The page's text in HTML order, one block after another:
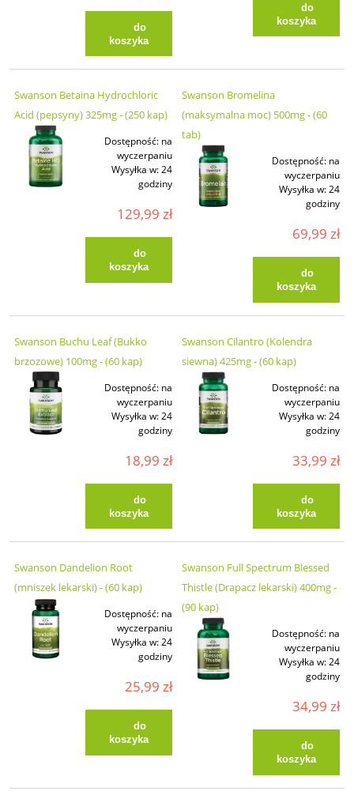
do
koszyka
do
koszyka
Swanson Betaina Hydrochloric
Acid (pepsyny) 325mg - (250 kap)
Dostępność: na
wyczerpaniu
Wysyłka w:24
godziny
129,99 zł
do
koszyka
Swanson Bromelina
(maksymalna moc) 500mg - (60
tab)
Dostępność: na
wyczerpaniu
Wysyłka w:24
godziny
69,99 zł
do
koszyka
Swanson Buchu Leaf (Bukko
brzozowe) 100mg - (60 kap)
Dostępność: na
wyczerpaniu
Wysyłka w:24
godziny
18,99 zł
do
koszyka
Swanson Cilantro (Kolendra
siewna) 425mg - (60 kap)
Dostępność: na
wyczerpaniu
Wysyłka w:24
godziny
33,99 zł
do
koszyka
Swanson Dandelion Root
(mniszek lekarski) - (60 kap)
Dostępność: na
wyczerpaniu
Wysyłka w:24
godziny
25,99 zł
do
koszyka
Swanson Full Spectrum Blessed
Thistle (Drapacz lekarski) 400mg -
(90 kap)
Dostępność: na
wyczerpaniu
Wysyłka w:24
godziny
34,99 zł
do
koszyka